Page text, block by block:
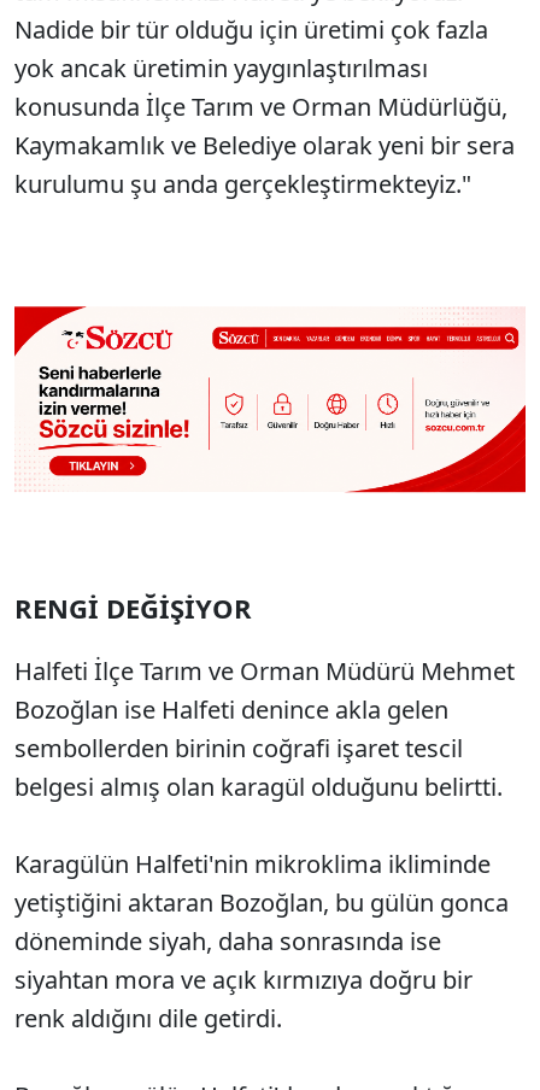
Nadide bir tür olduğu için üretimi çok fazla
yok ancak üretimin yaygınlaştırılması
konusunda İlçe Tarım ve Orman Müdürlüğü,
Kaymakamlık ve Belediye olarak yeni bir sera
kurulumu şu anda gerçekleştirmekteyiz."
RENGİ DEĞİŞİYOR
Halfeti İlçe Tarım ve Orman Müdürü Mehmet
Bozoğlan ise Halfeti denince akla gelen
sembollerden birinin coğrafi işaret tescil
belgesi almış olan karagül olduğunu belirtti.
Karagülün Halfeti'nin mikroklima ikliminde
yetiştiğini aktaran Bozoğlan, bu gülün gonca
döneminde siyah, daha sonrasında ise
siyahtan mora ve açık kırmızıya doğru bir
renk aldığını dile getirdi.